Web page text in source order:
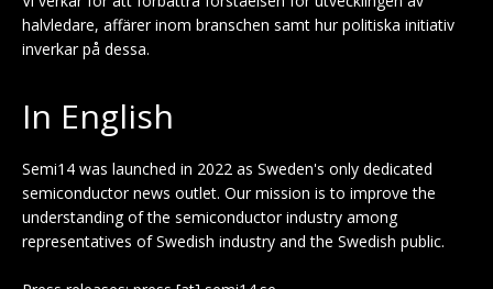
halvledare, affärer inom branschen samt hur politiska initiativ
inverkar på dessa.
In English
Semi14 was launched in 2022 as Sweden's only dedicated
semiconductor news outlet. Our mission is to improve the
understanding of the semiconductor industry among
representatives of Swedish industry and the Swedish public.